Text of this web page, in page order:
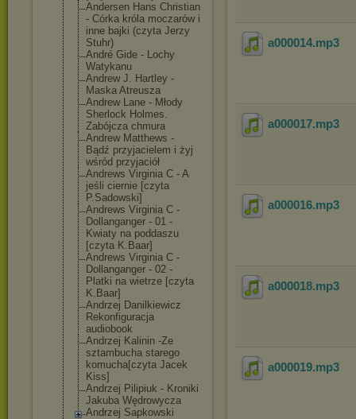
Andersen Hans Christian
- Córka króla moczarów i
inne bajki (czyta Jerzy
Stuhr)
André Gide - Lochy
Watykanu
Andrew J. Hartley -
Maska Atreusza
Andrew Lane - Młody
Sherlock Holmes.
Zabójcza chmura
Andrew Matthews -
Bądź przyjacielem i żyj
wśród przyjaciół
Andrews Virginia C - A
jeśli ciernie [czyta
P.Sadowski]
Andrews Virginia C -
Dollanganger - 01 -
Kwiaty na poddaszu
[czyta K.Baar]
Andrews Virginia C -
Dollanganger - 02 -
Platki na wietrze [czyta
K.Baar]
Andrzej Danilkiewicz
Rekonfiguracja
audiobook
Andrzej Kalinin -Ze
sztambucha starego
komucha[czyta Jacek
Kiss]
Andrzej Pilipiuk - Kroniki
Jakuba Wędrowycza
Andrzej Sapkowski
a000014.mp3
a000017.mp3
a000016.mp3
a000018.mp3
a000019.mp3